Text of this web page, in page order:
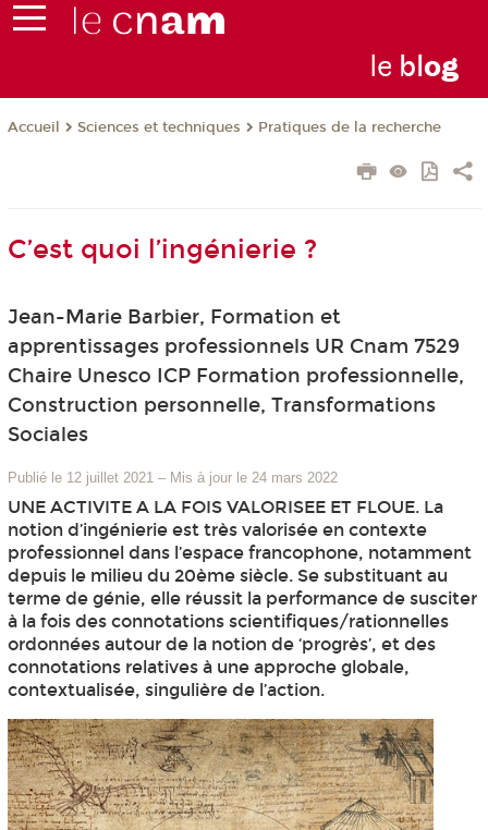
le blog
Accueil Sciences et techniques Pratiques de la recherche
C’est quoi l’ingénierie ?
Jean-Marie Barbier, Formation et
apprentissages professionnels UR Cnam 7529
Chaire Unesco ICP Formation professionnelle,
Construction personnelle, Transformations
Sociales
Publié le 12 juillet 2021 – Mis à jour le 24 mars 2022
UNE ACTIVITE A LA FOIS VALORISEE ET FLOUE. La
notion d’ingénierie est très valorisée en contexte
professionnel dans l’espace francophone, notamment
depuis le milieu du 20ème siècle. Se substituant au
terme de génie, elle réussit la performance de susciter
à la fois des connotations scientifiques/rationnelles
ordonnées autour de la notion de ‘progrès’, et des
connotations relatives à une approche globale,
contextualisée, singulière de l’action.